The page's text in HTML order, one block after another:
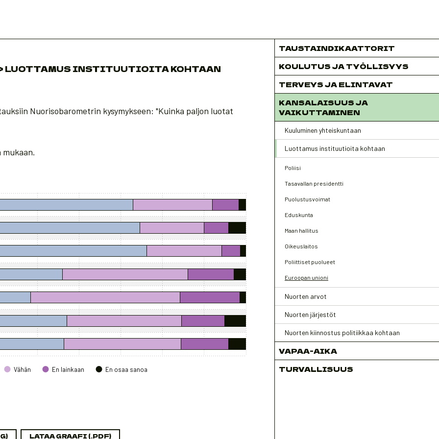
LUOTTAMUS INSTITUUTIOITA KOHTAAN
Nuorisobarometrin kysymykseen: "Kuinka paljon luotat
100.1.
Vähän En lainkaan En osaa sanoa
LATAA GRAAFI (.PDF)
TAUSTAINDIKAATTORIT
KOULUTUS JA TYÖLLISYYS
TERVEYS JA ELINTAVAT
KANSALAISUUS JA
VAIKUTTAMINEN
Kuuluminen yhteiskuntaan
Luottamus instituutioita kohtaan
Poliisi
Tasavallan presidentti
Puolustusvoimat
Eduskunta
Maan hallitus
Oikeuslaitos
Poliittiset puolueet
Euroopan unioni
Nuorten arvot
Nuorten järjestöt
Nuorten kiinnostus politiikkaa kohtaan
VAPAA-AIKA
TURVALLISUUS